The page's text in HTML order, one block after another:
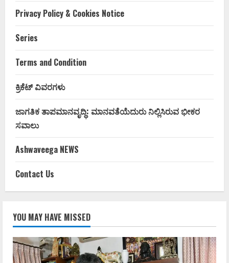
Privacy Policy & Cookies Notice
Series
Terms and Condition
ಕ್ರಿಕೆಟ್ ವಿವರಗಳು
ಜಾಗತಿಕ ತಾಪಮಾನವೃದ್ಧಿ: ಮಾನವತೆಯೆದುರು ನಿಲ್ಲಿಸಿರುವ ಭೀಕರ
ಸವಾಲು
Ashwaveega NEWS
Contact Us
YOU MAY HAVE MISSED